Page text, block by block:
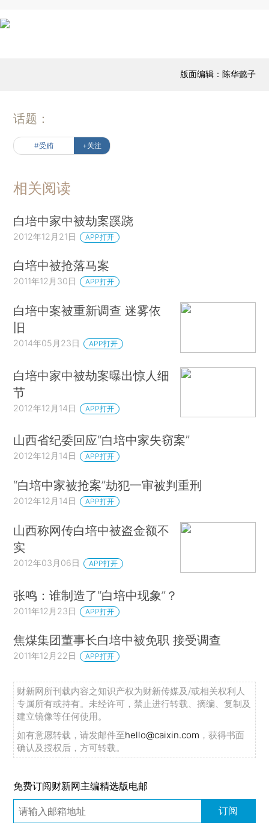
版面编辑：陈华懿子
话题：
#受贿 +关注
相关阅读
白培中家中被劫案蹊跷
2012年12月21日 APP打开
白培中被抢落马案
2011年12月30日 APP打开
白培中案被重新调查 迷雾依
旧
2014年05月23日 APP打开
白培中家中被劫案曝出惊人细
节
2012年12月14日 APP打开
山西省纪委回应“白培中家失窃案”
2012年12月14日 APP打开
“白培中家被抢案”劫犯一审被判重刑
2012年12月14日 APP打开
山西称网传白培中被盗金额不
实
2012年03月06日 APP打开
张鸣：谁制造了“白培中现象”？
2011年12月23日 APP打开
焦煤集团董事长白培中被免职 接受调查
2011年12月22日 APP打开
财新网所刊载内容之知识产权为财新传媒及/或相关权利人
专属所有或持有。未经许可，禁止进行转载、摘编、复制及
建立镜像等任何使用。
如有意愿转载，请发邮件至hello@caixin.com ，获得书面
确认及授权后，方可转载。
免费订阅财新网主编精选版电邮
订阅